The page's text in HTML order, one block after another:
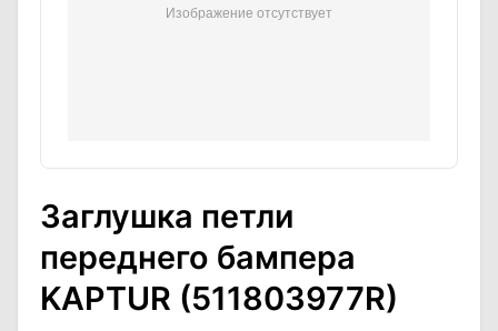
Заглушка петли
переднего бампера
KAPTUR (511803977R)